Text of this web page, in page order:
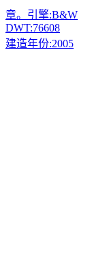
章。引擎:B&W
DWT:76608
建造年份:2005